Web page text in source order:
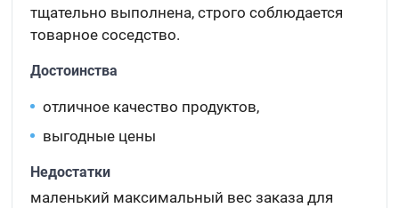
тщательно выполнена, строго соблюдается
товарное соседство.
Достоинства
отличное качество продуктов,
выгодные цены
Недостатки
маленький максимальный вес заказа для